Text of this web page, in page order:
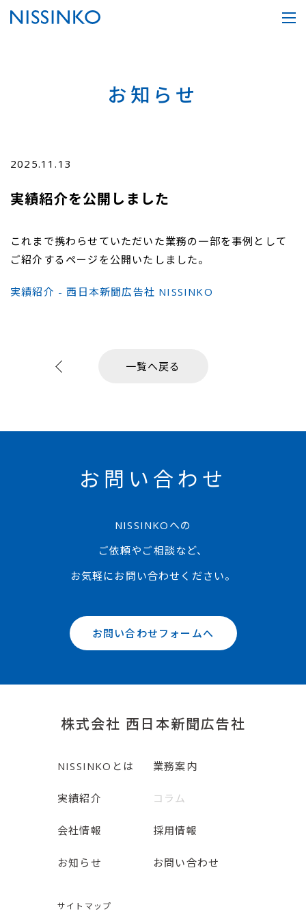
お知らせ
2025.11.13
実績紹介を公開しました
これまで携わらせていただいた業務の一部を事例として
ご紹介するページを公開いたしました。
実績紹介 - 西日本新聞広告社 NISSINKO
一覧へ戻る
お問い合わせ
NISSINKOへの
ご依頼やご相談など、
お気軽にお問い合わせください。
お問い合わせフォームへ
株式会社 西日本新聞広告社
NISSINKOとは 業務案内
実績紹介 コラム
会社情報 採用情報
お知らせ お問い合わせ
サイトマップ